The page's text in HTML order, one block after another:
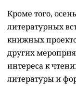
Кроме того,
литературных
книжных
других
интереса к
литературы и